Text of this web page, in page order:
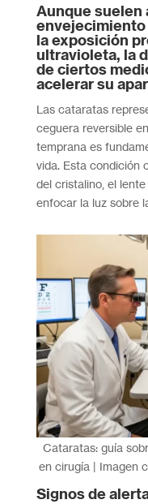
Aunque suelen
la exposición
ultravioleta, la
de ciertos
acelerar su
Las cataratas
ceguera reversible
temprana es
vida. Esta condición
del cristalino, el
enfocar la luz sobre
Cataratas: guía
en cirugía | Imagen
Signos de